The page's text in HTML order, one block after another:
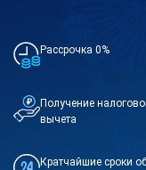
Рассрочка 0%
Получение
вычета
Кратчайшие сроки